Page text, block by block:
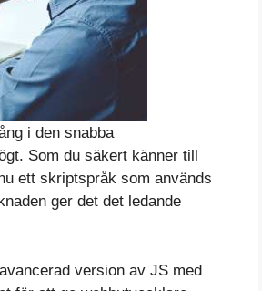
i den snabba
Som du säkert känner till
ett skriptspråk som används
ger det det ledande
version av JS med